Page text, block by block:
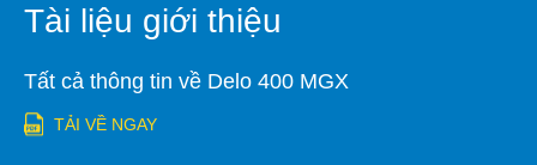
Tài liệu giới thiệu
Tất cả thông tin về Delo 400 MGX
TẢI VỀ NGAY